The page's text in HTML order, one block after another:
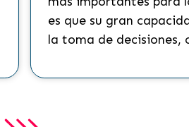
es que su gran
la toma de